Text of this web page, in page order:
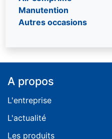
Treuil
Manutention
Autres occasions
A propos
L'entreprise
L'actualité
Les produits